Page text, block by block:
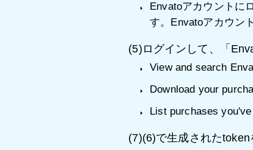
Envatoアカウントに
す。Envatoアカウン
(5)ログインして、「
View and search
Download your
List purchases
(7)(6)で生成された